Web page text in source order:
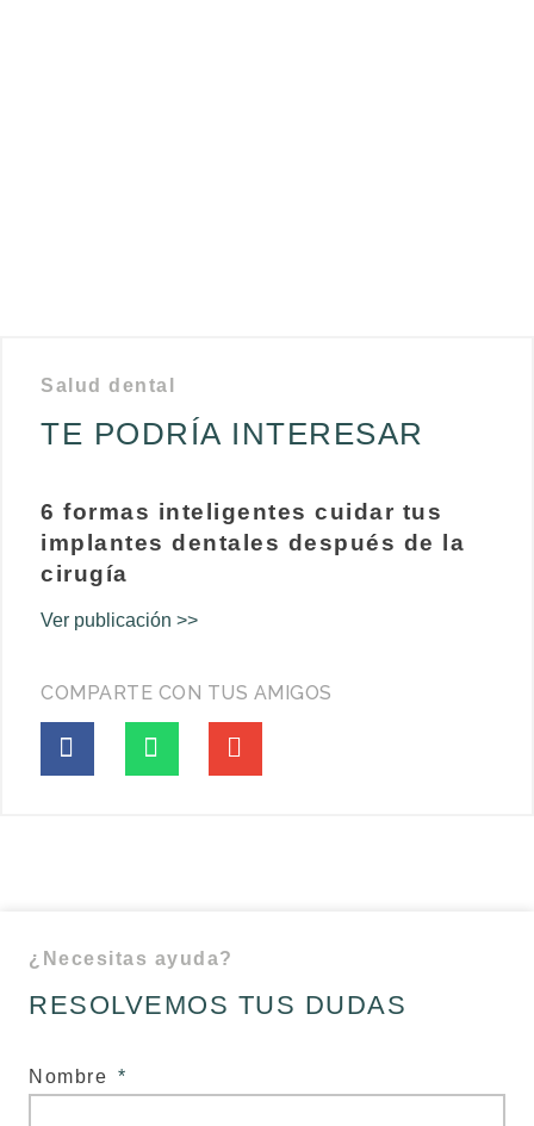
Salud dental
TE PODRÍA INTERESAR
6 formas inteligentes cuidar tus
implantes dentales después de la
cirugía
Ver publicación >>
COMPARTE CON TUS AMIGOS
¿Necesitas ayuda?
RESOLVEMOS TUS DUDAS
Nombre